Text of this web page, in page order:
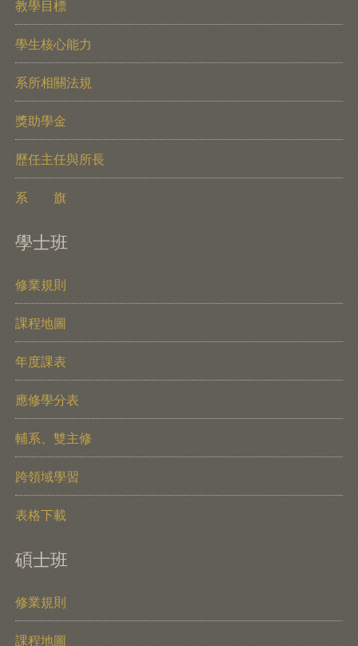
教學目標
學生核心能力
系所相關法規
獎助學金
歷任主任與所長
系 旗
學士班
修業規則
課程地圖
年度課表
應修學分表
輔系、雙主修
跨領域學習
表格下載
碩士班
修業規則
課程地圖